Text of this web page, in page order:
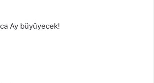
Ay büyüyecek!